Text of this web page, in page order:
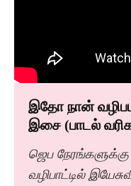
இதோ நான்
இசை (பாடல்
ஜெப
வழிபாட்டில்